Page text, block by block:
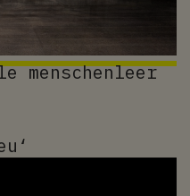
menschenleer